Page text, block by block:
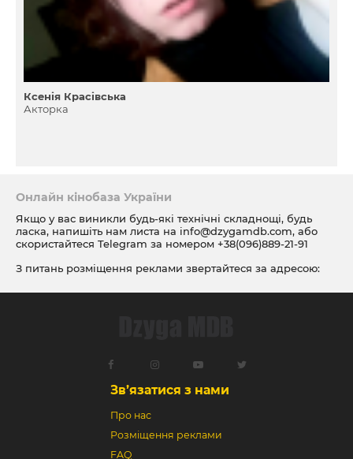
Ксенія Красівська
Акторка
Онлайн кінобаза України
Якщо у вас виникли будь-які технічні складнощі, будь
ласка, напишіть нам листа на info@dzygamdb.com, або
скористайтеся Telegram за номером +38(096)889-21-91
З питань розміщення реклами звертайтеся за адресою:
посиланням
Зв’язатися з нами
Про нас
Розміщення реклами
FAQ